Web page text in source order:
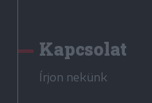
Kapcsolat
Írjon nekünk